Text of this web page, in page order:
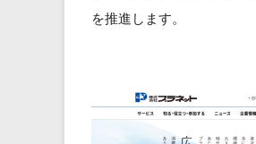
を推進します。